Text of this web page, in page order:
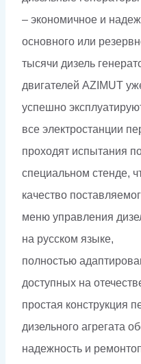
– экономичное и
основного или
тысячи дизель
двигателей AZIMUT
успешно
все электростанции
проходят испытания
специальном стенде,
качество
меню управления
на русском языке,
полностью
доступных на
простая конструкция
дизельного агрегата
надежность и